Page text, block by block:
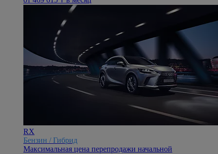
RX
Бензин / Гибрид
Максимальная цена перепродажи начальной